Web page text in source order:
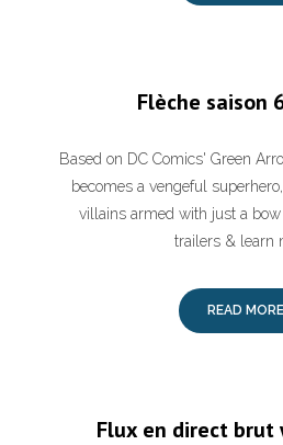
Flèche saison
Based on DC Comics' Green
becomes a vengeful
villains armed with just a
trailers & learn
READ MORE
Flux en direct